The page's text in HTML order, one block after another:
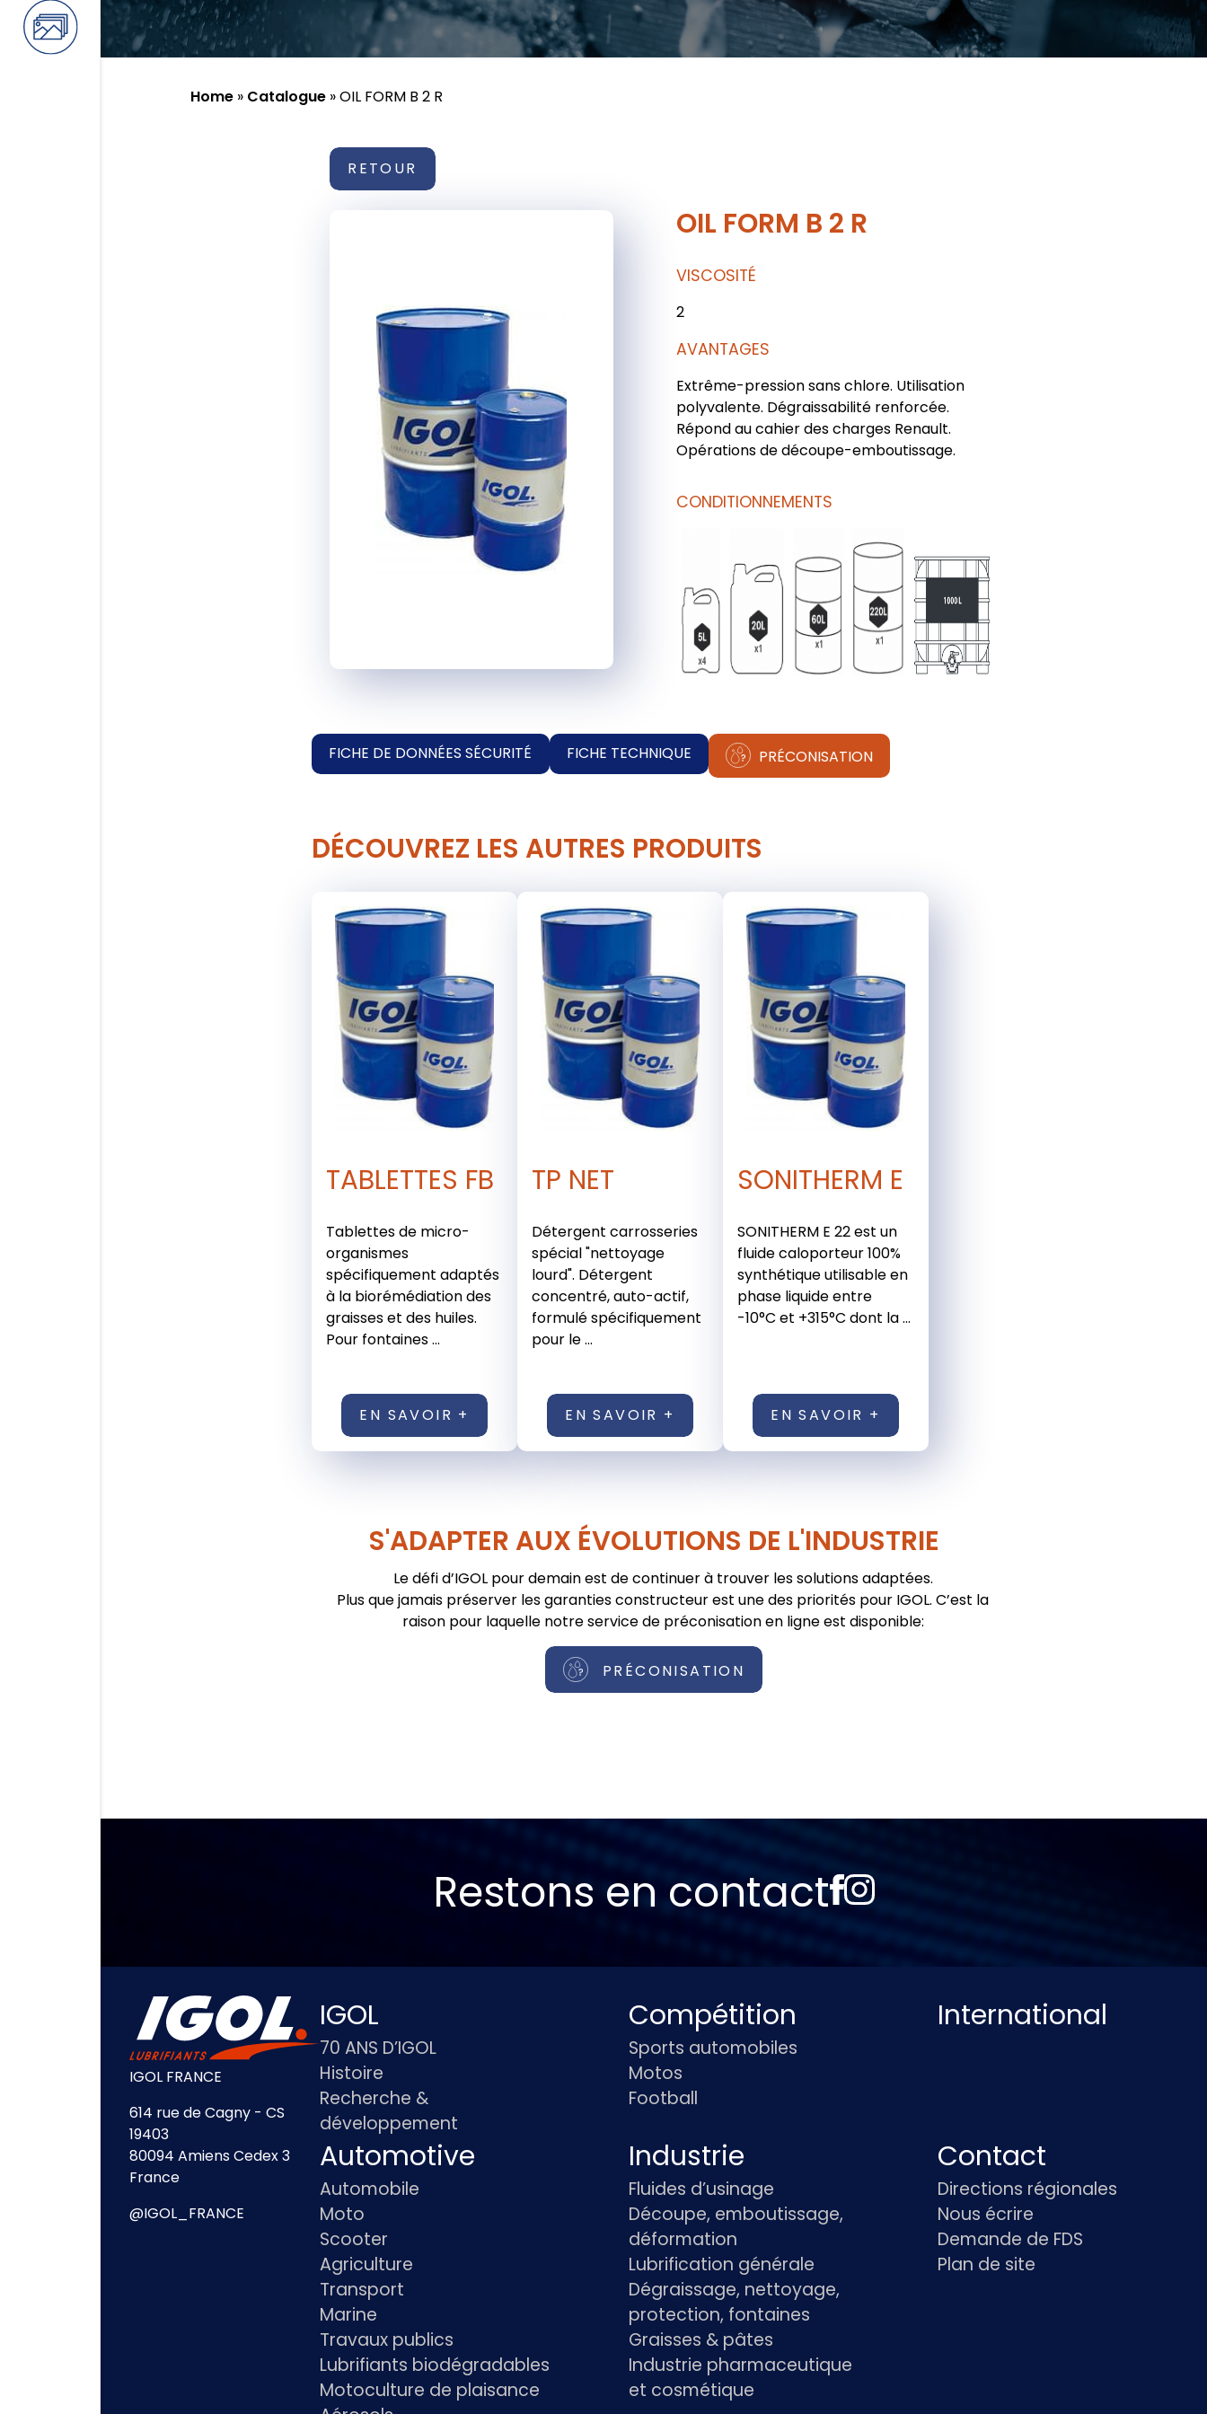
Home » Catalogue »OIL FORM B 2 R
RETOUR
OIL FORM B 2 R
VISCOSITÉ
2
AVANTAGES
Extrême-pression sans chlore. Utilisation
polyvalente. Dégraissabilité renforcée.
Répond au cahier des charges Renault.
Opérations de découpe-emboutissage.
CONDITIONNEMENTS
FICHE DE DONNÉES SÉCURITÉ FICHE TECHNIQUE PRÉCONISATION
DÉCOUVREZ LES AUTRES PRODUITS
TABLETTES FB
Tablettes de micro-
organismes
spécifiquement adaptés
à la biorémédiation des
graisses et des huiles.
Pour fontaines ...
EN SAVOIR +
TP NET
Détergent carrosseries
spécial "nettoyage
lourd". Détergent
concentré, auto-actif,
formulé spécifiquement
pour le ...
EN SAVOIR +
SONITHERM E
SONITHERM E 22 est un
fluide caloporteur 100%
synthétique utilisable en
phase liquide entre
-10°C et +315°C dont la ...
EN SAVOIR +
S'ADAPTER AUX ÉVOLUTIONS DE L'INDUSTRIE
Le défi d’IGOL pour demain est de continuer à trouver les solutions adaptées.
Plus que jamais préserver les garanties constructeur est une des priorités pour IGOL. C’est la
raison pour laquelle notre service de préconisation en ligne est disponible:
PRÉCONISATION
Restons en contact
IGOL FRANCE
614 rue de Cagny - CS
19403
80094 Amiens Cedex 3
France
@IGOL_FRANCE
IGOL
70 ANS D’IGOL
Histoire
Recherche &
développement
Compétition
Sports automobiles
Motos
Football
International
Automotive
Automobile
Moto
Scooter
Agriculture
Transport
Marine
Travaux publics
Lubrifiants biodégradables
Motoculture de plaisance
Industrie
Fluides d’usinage
Découpe, emboutissage,
déformation
Lubrification générale
Dégraissage, nettoyage,
protection, fontaines
Graisses & pâtes
Industrie pharmaceutique
et cosmétique
Contact
Directions régionales
Nous écrire
Demande de FDS
Plan de site